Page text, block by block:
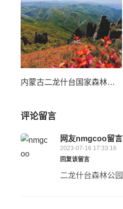
内蒙古二龙什台国家森林公园闭园公告
评论留言
网友nmgcoo留言
2023-07-16 17:33:16
回复该留言
二龙什台森林公